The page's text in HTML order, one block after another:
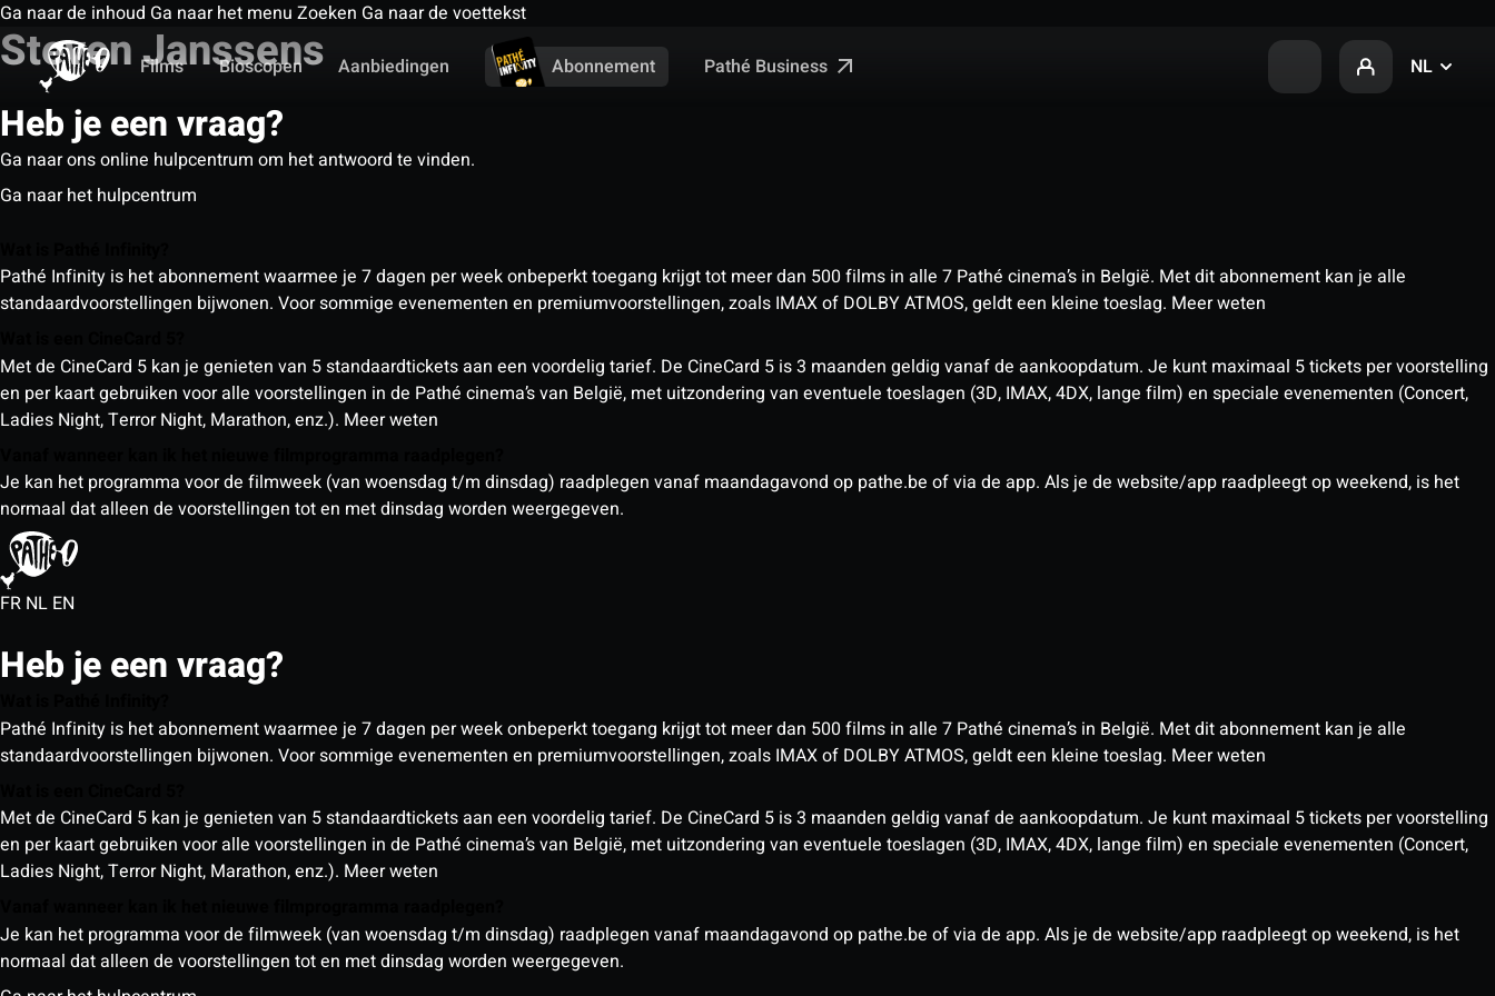
Ga naar de inhoud Ga naar het menu Zoeken Ga naar de voettekst
Films
Bioscopen Aanbiedingen Abonnement Pathé Business NL
Steven Janssens
Heb je een vraag?
Ga naar ons online hulpcentrum om het antwoord te vinden.
Ga naar het hulpcentrum
Pathé Infinity is het abonnement waarmee je 7 dagen per week onbeperkt toegang krijgt tot meer dan 500 films in alle 7 Pathé cinema’s in België. Met dit abonnement kan je alle
standaardvoorstellingen bijwonen. Voor sommige evenementen en premiumvoorstellingen, zoals IMAX of DOLBY ATMOS, geldt een kleine toeslag. Meer weten
Met de CineCard 5 kan je genieten van 5 standaardtickets aan een voordelig tarief. De CineCard 5 is 3 maanden geldig vanaf de aankoopdatum. Je kunt maximaal 5 tickets per voorstelling
en per kaart gebruiken voor alle voorstellingen in de Pathé cinema’s van België, met uitzondering van eventuele toeslagen (3D, IMAX, 4DX, lange film) en speciale evenementen (Concert,
Ladies Night, Terror Night, Marathon, enz.). Meer weten
Je kan het programma voor de filmweek (van woensdag t/m dinsdag) raadplegen vanaf maandagavond op pathe.be of via de app. Als je de website/app raadpleegt op weekend, is het
normaal dat alleen de voorstellingen tot en met dinsdag worden weergegeven.
FR NL EN
Heb je een vraag?
Pathé Infinity is het abonnement waarmee je 7 dagen per week onbeperkt toegang krijgt tot meer dan 500 films in alle 7 Pathé cinema’s in België. Met dit abonnement kan je alle
standaardvoorstellingen bijwonen. Voor sommige evenementen en premiumvoorstellingen, zoals IMAX of DOLBY ATMOS, geldt een kleine toeslag. Meer weten
Met de CineCard 5 kan je genieten van 5 standaardtickets aan een voordelig tarief. De CineCard 5 is 3 maanden geldig vanaf de aankoopdatum. Je kunt maximaal 5 tickets per voorstelling
en per kaart gebruiken voor alle voorstellingen in de Pathé cinema’s van België, met uitzondering van eventuele toeslagen (3D, IMAX, 4DX, lange film) en speciale evenementen (Concert,
Ladies Night, Terror Night, Marathon, enz.). Meer weten
Je kan het programma voor de filmweek (van woensdag t/m dinsdag) raadplegen vanaf maandagavond op pathe.be of via de app. Als je de website/app raadpleegt op weekend, is het
normaal dat alleen de voorstellingen tot en met dinsdag worden weergegeven.